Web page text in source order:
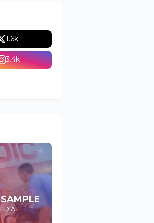
1.6k
3.4k